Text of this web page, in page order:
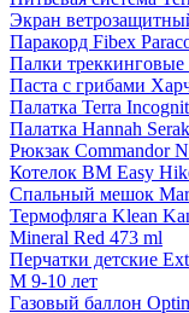
Экран
Паракорд Fibex
Палки
Паста с грибами
Палатка Terra
Палатка Hannah
Рюкзак Commandor
Котелок BM Easy
Спальный мешок
Термофляга Klean
Mineral Red 473 ml
Перчатки детские
M 9-10 лет
Газовый баллон